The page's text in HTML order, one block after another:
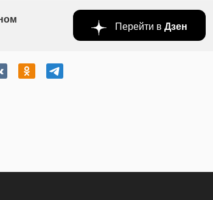
Перейти в Дзен